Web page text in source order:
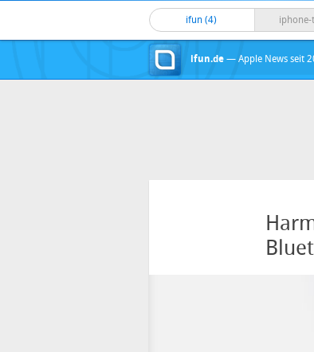
ifun (4)
ifun.de — Apple News seit